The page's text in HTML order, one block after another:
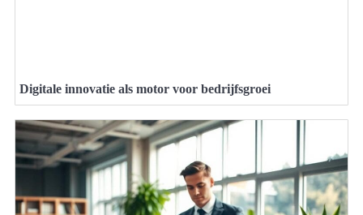
Digitale innovatie als motor voor bedrijfsgroei